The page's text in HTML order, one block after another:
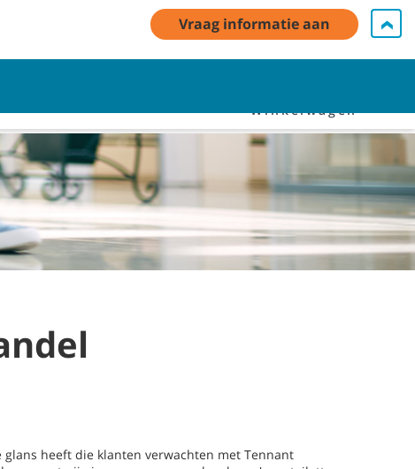
Neem contact met ons op Nederlands - NL
Winkelwagen
heeft die klanten verwachten met Tennant
Vraag informatie aan